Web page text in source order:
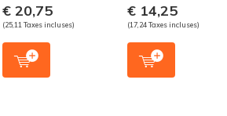
€ 20,75
(25,11 Taxes incluses)
€ 14,25
(17,24 Taxes incluses)